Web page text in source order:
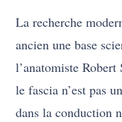
La recherche
ancien une base
l’anatomiste
le fascia n’est pas
dans la conduction